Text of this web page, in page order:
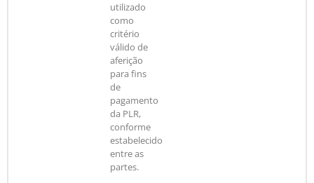
utilizado
como
critério
válido de
aferição
para fins
de
pagamento
da PLR,
conforme
estabelecido
entre as
partes.